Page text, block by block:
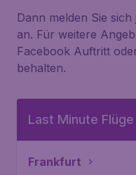
Dann melden Sie
an. Für weitere
Facebook Auftritt
behalten.
Last Minute
Frankfurt